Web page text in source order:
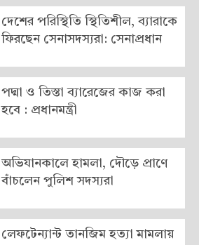
দেশের পরিস্থিতি স্থিতিশীল, ব্যারাকে
ফিরছেন সেনাসদস্যরা: সেনাপ্রধান
পদ্মা ও তিস্তা ব্যারেজের কাজ করা
হবে : প্রধানমন্ত্রী
অভিযানকালে হামলা, দৌড়ে প্রাণে
বাঁচলেন পুলিশ সদস্যরা
লেফটেন্যান্ট তানজিম হত্যা মামলায়